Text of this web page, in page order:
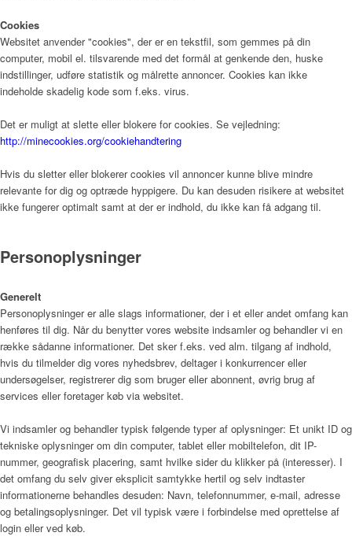
Ledige stillinger
Cookies
Websitet anvender "cookies", der er en tekstfil, som gemmes på din
computer, mobil el. tilsvarende med det formål at genkende den, huske
indstillinger, udføre statistik og målrette annoncer. Cookies kan ikke
indeholde skadelig kode som f.eks. virus.
Det er muligt at slette eller blokere for cookies. Se vejledning:
http://minecookies.org/cookiehandtering
Hvis du sletter eller blokerer cookies vil annoncer kunne blive mindre
relevante for dig og optræde hyppigere. Du kan desuden risikere at websitet
ikke fungerer optimalt samt at der er indhold, du ikke kan få adgang til.
Personoplysninger
Generelt
Personoplysninger er alle slags informationer, der i et eller andet omfang kan
henføres til dig. Når du benytter vores website indsamler og behandler vi en
række sådanne informationer. Det sker f.eks. ved alm. tilgang af indhold,
hvis du tilmelder dig vores nyhedsbrev, deltager i konkurrencer eller
undersøgelser, registrerer dig som bruger eller abonnent, øvrig brug af
services eller foretager køb via websitet.
Vi indsamler og behandler typisk følgende typer af oplysninger: Et unikt ID og
tekniske oplysninger om din computer, tablet eller mobiltelefon, dit IP-
nummer, geografisk placering, samt hvilke sider du klikker på (interesser). I
det omfang du selv giver eksplicit samtykke hertil og selv indtaster
informationerne behandles desuden: Navn, telefonnummer, e-mail, adresse
og betalingsoplysninger. Det vil typisk være i forbindelse med oprettelse af
login eller ved køb.